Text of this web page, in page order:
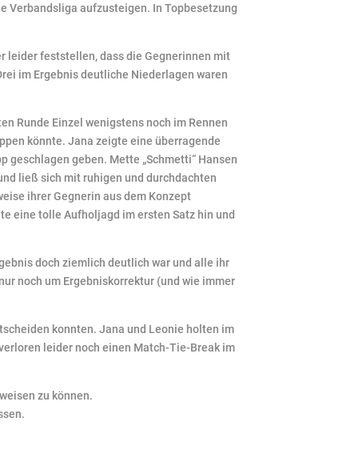
Verbandsliga aufzusteigen. In Topbesetzung
leider feststellen, dass die Gegnerinnen mit
im Ergebnis deutliche Niederlagen waren
Runde Einzel wenigstens noch im Rennen
könnte. Jana zeigte eine überragende
geschlagen geben. Mette „Schmetti“ Hansen
ließ sich mit ruhigen und durchdachten
ihrer Gegnerin aus dem Konzept
eine tolle Aufholjagd im ersten Satz hin und
doch ziemlich deutlich war und alle ihr
noch um Ergebniskorrektur (und wie immer
konnten. Jana und Leonie holten im
leider noch einen Match-Tie-Break im
zu können.